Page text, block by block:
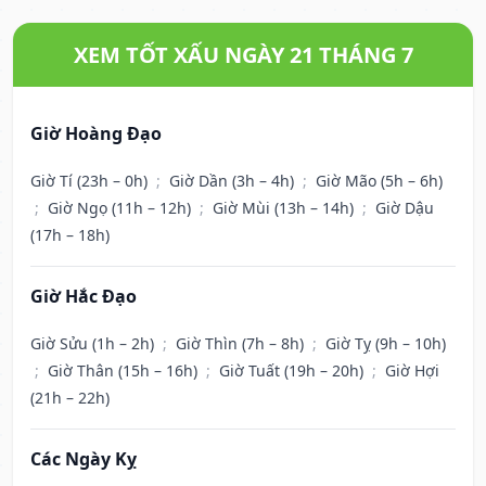
XEM TỐT XẤU NGÀY 21 THÁNG 7
Giờ Hoàng Đạo
Giờ Tí (23h – 0h) ; Giờ Dần (3h – 4h) ; Giờ Mão (5h – 6h)
; Giờ Ngọ (11h – 12h) ; Giờ Mùi (13h – 14h) ; Giờ Dậu
(17h – 18h)
Giờ Hắc Đạo
Giờ Sửu (1h – 2h) ; Giờ Thìn (7h – 8h) ; Giờ Tỵ (9h – 10h)
; Giờ Thân (15h – 16h) ; Giờ Tuất (19h – 20h) ; Giờ Hợi
(21h – 22h)
Các Ngày Kỵ